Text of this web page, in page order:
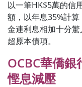
以一筆HK$5萬的信
額，以年息35%計
金連利息相加十分
超原本債項。
OCBC華僑
慳息減壓